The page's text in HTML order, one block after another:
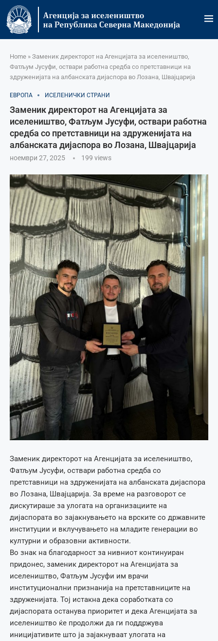
Home » Заменик директорот на Агенцијата за иселеништво,
Фатљум Јусуфи, оствари работна средба со претставници на
здруженијата на албанската дијаспора во Лозана, Швајцарија
ЕВРОПА ИСЕЛЕНИЧКИ СТРАНИ
Заменик директорот на Агенцијата за
иселеништво, Фатљум Јусуфи, оствари работна
средба со претставници на здруженијата на
албанската дијаспора во Лозана, Швајцарија
ноември 27, 2025 199 views
Заменик директорот на Агенцијата за иселеништво,
Фатљум Јусуфи, оствари работна средба со
претставници на здруженијата на албанската дијаспора
во Лозана, Швајцарија. За време на разговорот се
дискутираше за улогата на организациите на
дијаспората во зајакнувањето на врските со државните
институции и вклучувањето на младите генерации во
културни и образовни активности.
Во знак на благодарност за нивниот континуиран
придонес, заменик директорот на Агенцијата за
иселеништво, Фатљум Јусуфи им врачи
институционални признанија на претставниците на
здруженијата. Тој истакна дека соработката со
дијаспората останува приоритет и дека Агенцијата за
иселеништво ќе продолжи да ги поддржува
иницијативите што ја зајакнуваат улогата на